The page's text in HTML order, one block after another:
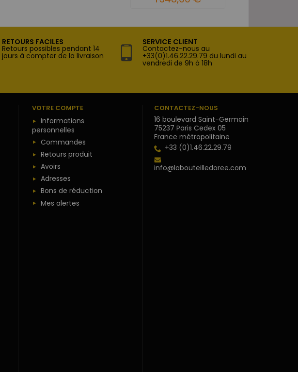
RETOURS FACILES
Retours possibles pendant 14
jours à compter de la livraison
SERVICE CLIENT
Contactez-nous au
+33(0)1.46.22.29.79 du lundi au
vendredi de 9h à 18h
VOTRE COMPTE
Informations
personnelles
Commandes
Retours produit
Avoirs
Adresses
Bons de réduction
Mes alertes
CONTACTEZ-NOUS
16 boulevard Saint-Germain
75237 Paris Cedex 05
France métropolitaine
+33 (0)1.46.22.29.79
info@labouteilledoree.com